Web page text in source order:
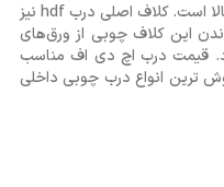
اچ دی اف یک نوع تخته فیبر با چگالی بالا است. کلاف اصلی درب hdf نیز
این کلاف چوبی از ورق‌های
قیمت درب اچ دی اف مناسب
ترین انواع درب چوبی داخلی